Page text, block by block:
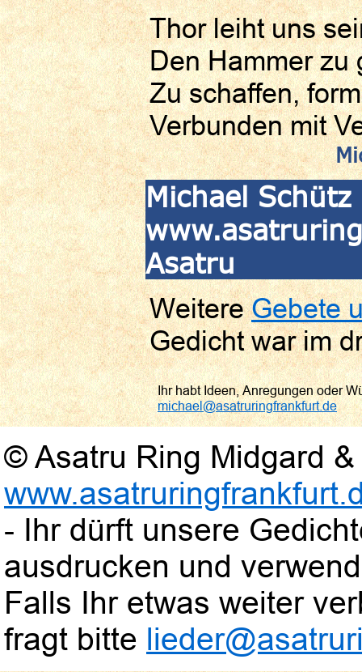
Thor leiht uns
Den Hammer zu
Zu schaffen,
Verbunden mit
Michael
Asatru
WeitereGebete
Gedicht war im
Ihr habt Ideen, Anregungen oder
michael@asatruringfrankfurt.de
© Asatru Ring Midgard
- Ihr dürft unsere
ausdrucken und
Falls Ihr etwas weiter
fragt bitte